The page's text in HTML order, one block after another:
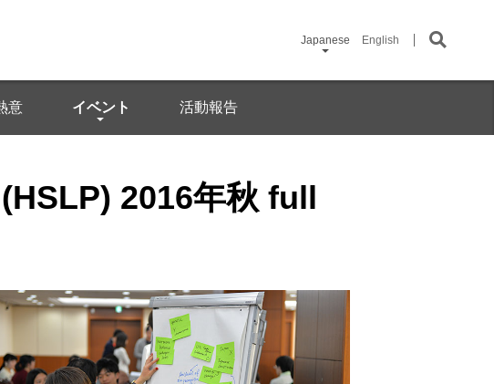
Japanese English
意 イベント 活動報告
2016年秋 full